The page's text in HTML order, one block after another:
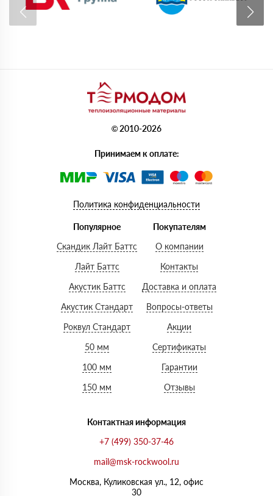
© 2010-2026
Принимаем к оплате:
Политика конфиденциальности
Популярное
Скандик Лайт Баттс
Лайт Баттс
Акустик Баттс
Акустик Стандарт
Роквул Стандарт
50 мм
100 мм
150 мм
Покупателям
О компании
Контакты
Доставка и оплата
Вопросы-ответы
Акции
Сертификаты
Гарантии
Отзывы
Контактная информация
+7 (499) 350-37-46
mail@msk-rockwool.ru
Москва, Куликовская ул., 12, офис
30